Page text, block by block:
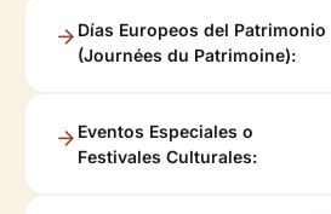
Días Europeos del Patrimonio
(Journées du Patrimoine):
Eventos Especiales o
Festivales Culturales: